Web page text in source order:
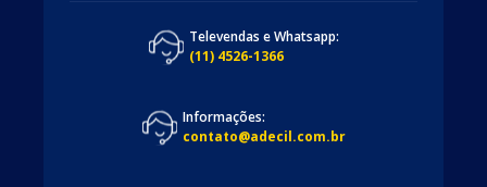
Televendas e Whatsapp:
(11) 4526-1366
Informações:
contato@adecil.com.br